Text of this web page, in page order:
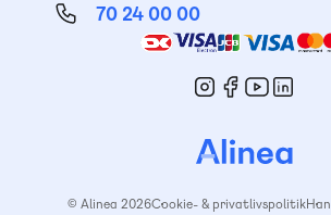
70 24 00 00
© Alinea 2026Cookie- & privatlivspolitik